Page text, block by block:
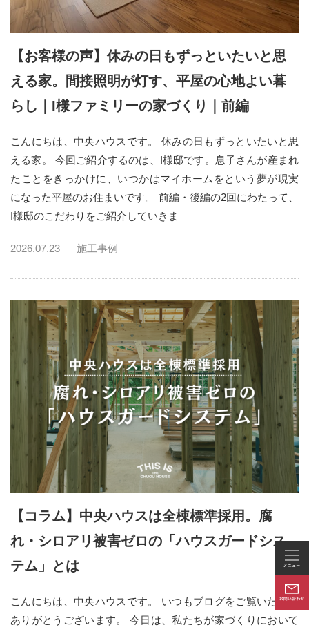
【お客様の声】休みの日もずっといたいと思
える家。間接照明が灯す、平屋の心地よい暮
らし｜I様ファミリーの家づくり｜前編
こんにちは、中央ハウスです。 休みの日もずっといたいと思
える家。 今回ご紹介するのは、I様邸です。息子さんが産まれ
たことをきっかけに、いつかはマイホームをという夢が現実
になった平屋のお住まいです。 前編・後編の2回にわたって、
I様邸のこだわりをご紹介していきま
2026.07.23 施工事例
【コラム】中央ハウスは全棟標準採用。腐
れ・シロアリ被害ゼロの「ハウスガードシス
テム」とは
こんにちは、中央ハウスです。 いつもブログをご覧いただき
ありがとうございます。 今日は、私たちが家づくりにおいて